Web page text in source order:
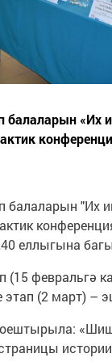
«Их
балаларын "Их
еллыгына
(15 февральгә
(2 март) –
оештырыла: